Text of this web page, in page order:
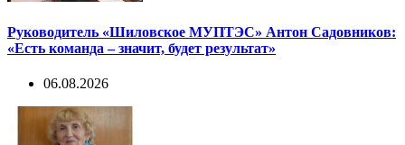
Руководитель «Шиловское МУПТЭС» Антон Садовников:
«Есть команда – значит, будет результат»
06.08.2026